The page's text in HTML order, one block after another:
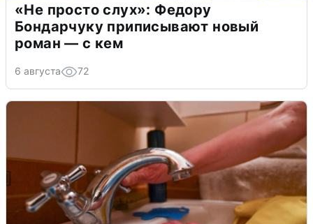
«Не просто слух»: Федору
Бондарчуку приписывают новый
роман — с кем
6 августа 72